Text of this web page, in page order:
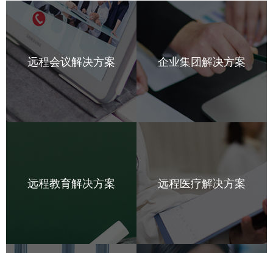
远程会议解决方案 企业集团解决方案
远程教育解决方案 远程医疗解决方案